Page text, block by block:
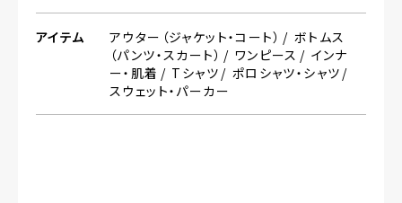
アイテム アウター（ジャケット・コート）
ボトムス
（パンツ・スカート）
ワンピース
インナ
ー・肌着
Tシャツ
ポロシャツ・シャツ
スウェット・パーカー